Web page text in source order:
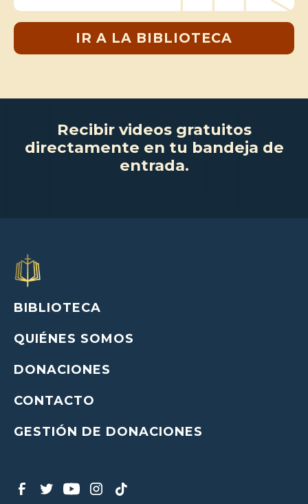
IR A LA BIBLIOTECA
Recibir videos gratuitos
directamente en tu bandeja de
entrada.
BIBLIOTECA
QUIÉNES SOMOS
DONACIONES
CONTACTO
GESTIÓN DE DONACIONES